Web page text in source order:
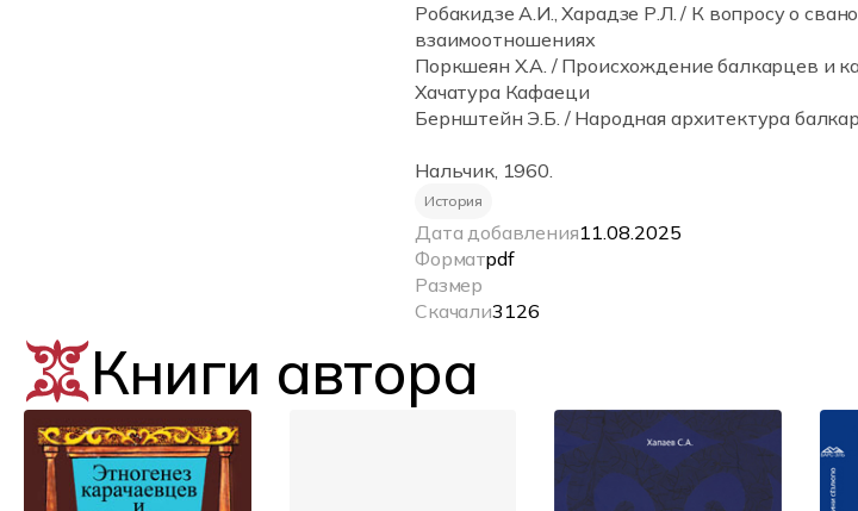
Робакидзе А.И., Харадзе Р.Л. / К вопросу о
взаимоотношениях
Поркшеян Х.А. / Происхождение балкарцев и
Хачатура Кафаеци
Бернштейн Э.Б. / Народная архитектура
Нальчик, 1960.
История
Дата добавления11.08.2025
Форматpdf
Размер
Скачали3126
Книги автора